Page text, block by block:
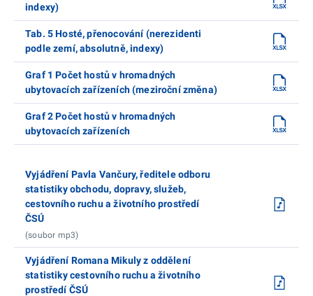
indexy)
Tab. 5 Hosté, přenocování (nerezidenti
podle zemí, absolutně, indexy)
Graf 1 Počet hostů v hromadných
ubytovacích zařízeních (meziroční změna)
Graf 2 Počet hostů v hromadných
ubytovacích zařízeních
Vyjádření Pavla Vančury, ředitele odboru
statistiky obchodu, dopravy, služeb,
cestovního ruchu a životního prostředí
ČSÚ
(soubor mp3)
Vyjádření Romana Mikuly z oddělení
statistiky cestovního ruchu a životního
prostředí ČSÚ